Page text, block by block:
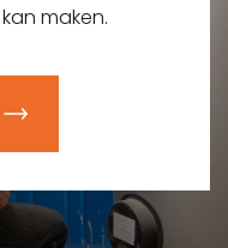
maken.